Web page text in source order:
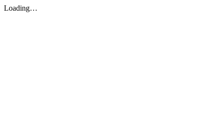
Loading…